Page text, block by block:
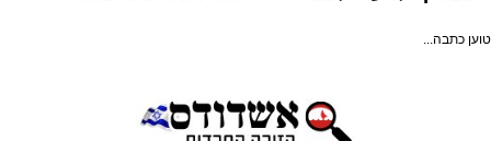
המשתתפים על גבי צליליה הענוגים של שבת
המופת ממיטב חצרות החסידות, בהן בעלזא,
ויז'ניץ, פיטסבורג, מודז'יץ ועוד.
באשדוד של אלפרד
קריאולנסקי - לילדים
דרכים לחצו לקבל מה
שמגיע לכם